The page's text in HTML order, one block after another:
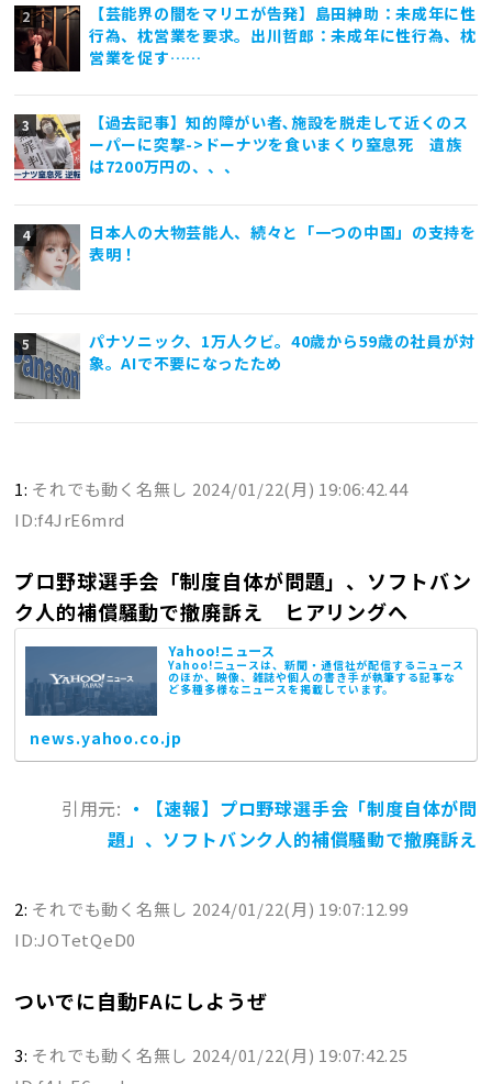
【芸能界の闇をマリエが告発】島田紳助：未成年に性
行為、枕営業を要求。出川哲郎：未成年に性行為、枕
営業を促す……
【過去記事】知的障がい者､施設を脱走して近くのス
ーパーに突撃->ドーナツを食いまくり窒息死 遺族
は7200万円の、、、
日本人の大物芸能人、続々と「一つの中国」の支持を
表明！
パナソニック、1万人クビ。40歳から59歳の社員が対
象。AIで不要になったため
1: それでも動く名無し 2024/01/22(月) 19:06:42.44
ID:f4JrE6mrd
プロ野球選手会「制度自体が問題」、ソフトバン
ク人的補償騒動で撤廃訴え ヒアリングへ
Yahoo!ニュース
Yahoo!ニュースは、新聞・通信社が配信するニュース
のほか、映像、雑誌や個人の書き手が執筆する記事な
ど多種多様なニュースを掲載しています。
news.yahoo.co.jp
引用元: ・【速報】プロ野球選手会「制度自体が問
題」、ソフトバンク人的補償騒動で撤廃訴え
2: それでも動く名無し 2024/01/22(月) 19:07:12.99
ID:JOTetQeD0
ついでに自動FAにしようぜ
3: それでも動く名無し 2024/01/22(月) 19:07:42.25